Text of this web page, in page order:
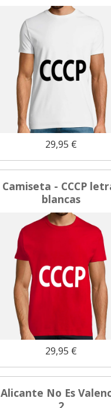
29,95 €
Camiseta - CCCP
blancas
29,95 €
Alicante No Es